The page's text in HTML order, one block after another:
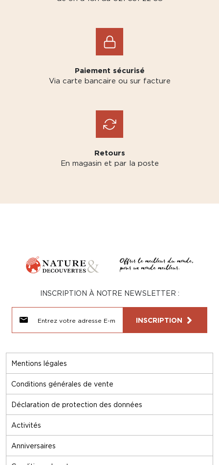
Paiement sécurisé
Via carte bancaire ou sur facture
Retours
En magasin et par la poste
Mentions légales
Conditions générales de vente
Déclaration de protection des données
Activités
Anniversaires
INSCRIPTION À NOTRE NEWSLETTER :
INSCRIPTION